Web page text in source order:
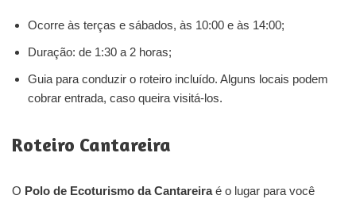
Ocorre às terças e sábados, às 10:00 e às 14:00;
Duração: de 1:30 a 2 horas;
Guia para conduzir o roteiro incluído. Alguns locais podem
cobrar entrada, caso queira visitá-los.
Roteiro Cantareira
O Polo de Ecoturismo da Cantareiraé o lugar para você